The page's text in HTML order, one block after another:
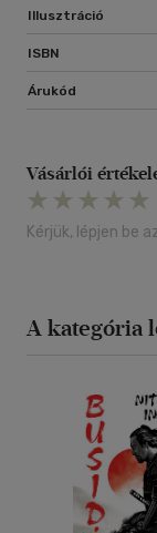
Illusztráció
ISBN
Árukód
Vásárlói
Kérjük, lépjen be
A kategória